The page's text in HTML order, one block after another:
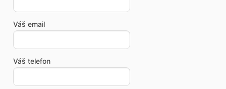
Váš email
Váš telefon